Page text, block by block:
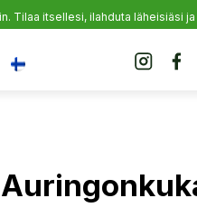
Tilaa itsellesi, ilahduta läheisiäsi